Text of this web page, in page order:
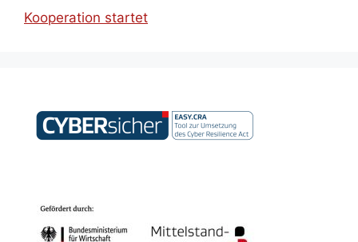
Kooperation startet